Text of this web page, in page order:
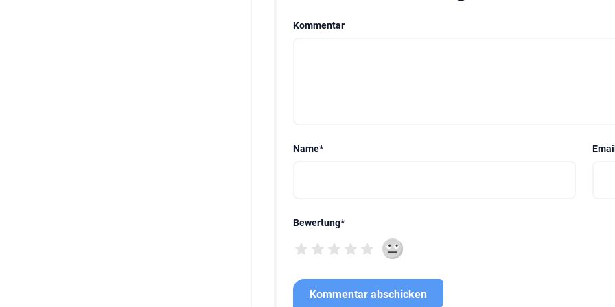
Kommentar
Name*
Bewertung*